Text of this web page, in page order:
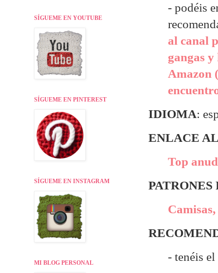
- podéis
al canal
gangas
Amazon
IDIOMA:
ENLACE
Top
- tenéis
SÍGUEME EN YOUTUBE
SÍGUEME EN PINTEREST
SÍGUEME EN INSTAGRAM
MI BLOG PERSONAL